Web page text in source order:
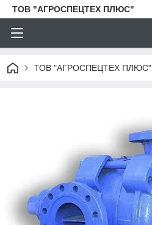
ТОВ "АГРОСПЕЦТЕХ ПЛЮС"
ТОВ "АГРОСПЕЦТЕХ ПЛЮС"